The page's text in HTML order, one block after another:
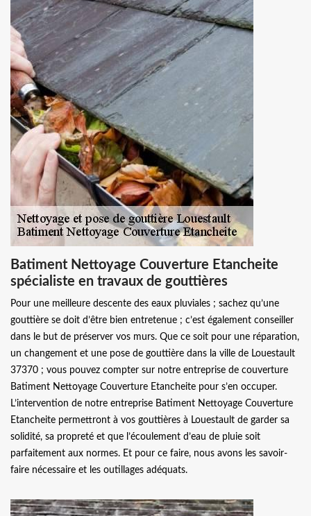
Batiment Nettoyage Couverture Etancheite
spécialiste en travaux de gouttières
Pour une meilleure descente des eaux pluviales ; sachez qu’une
gouttière se doit d’être bien entretenue ; c’est également conseiller
dans le but de préserver vos murs. Que ce soit pour une réparation,
un changement et une pose de gouttière dans la ville de Louestault
37370 ; vous pouvez compter sur notre entreprise de couverture
Batiment Nettoyage Couverture Etancheite pour s’en occuper.
L’intervention de notre entreprise Batiment Nettoyage Couverture
Etancheite permettront à vos gouttières à Louestault de garder sa
solidité, sa propreté et que l’écoulement d’eau de pluie soit
parfaitement aux normes. Et pour ce faire, nous avons les savoir-
faire nécessaire et les outillages adéquats.